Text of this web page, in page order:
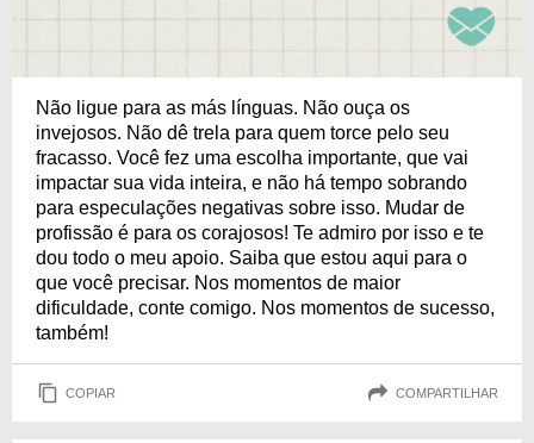
Não ligue para as más línguas. Não ouça os
invejosos. Não dê trela para quem torce pelo seu
fracasso. Você fez uma escolha importante, que vai
impactar sua vida inteira, e não há tempo sobrando
para especulações negativas sobre isso. Mudar de
profissão é para os corajosos! Te admiro por isso e te
dou todo o meu apoio. Saiba que estou aqui para o
que você precisar. Nos momentos de maior
dificuldade, conte comigo. Nos momentos de sucesso,
também!
COPIAR COMPARTILHAR